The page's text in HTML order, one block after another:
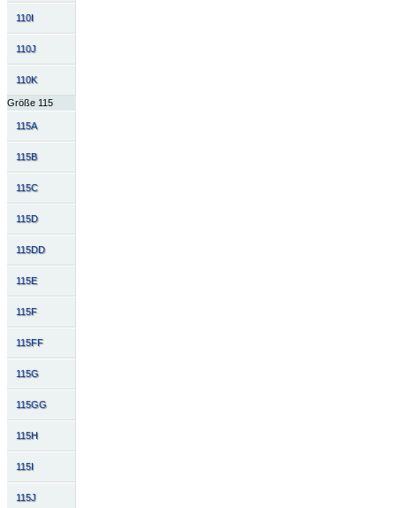
110I
110J
110K
Größe 115
115A
115B
115C
115D
115DD
115E
115F
115FF
115G
115GG
115H
115I
115J